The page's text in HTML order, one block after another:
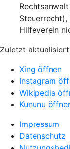
Hilfeverein
Zuletzt
Xing öffnen
Instagram
Wikipedia
Kununu
Impressum
Datenschutz